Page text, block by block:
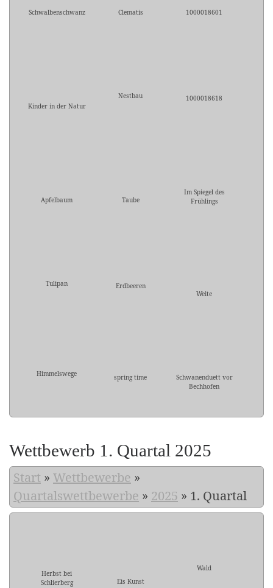
Schwalbenschwanz Clematis 1000018601
Kinder in der Natur
Nestbau 1000018618
Apfelbaum Taube
Im Spiegel des
Frühlings
Tulipan
Erdbeeren
Weite
Himmelswege spring time
Schwanenduett vor
Bechhofen
Wettbewerb 1. Quartal 2025
Start » Wettbewerbe »
Quartalswettbewerbe » 2025 » 1. Quartal
Herbst bei
Schlierberg
Eis Kunst
Wald